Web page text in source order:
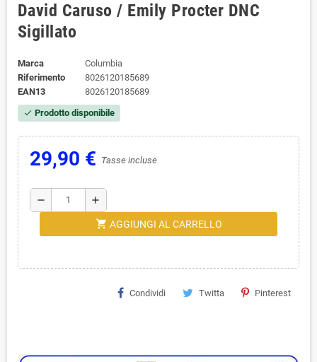
David Caruso / Emily Procter DNC
Sigillato
Marca
Columbia
Riferimento
8026120185689
EAN13
8026120185689
check Prodotto disponibile
29,90 € Tasse incluse
remove add
shopping_cart AGGIUNGI AL CARRELLO
Condividi Twitta Pinterest